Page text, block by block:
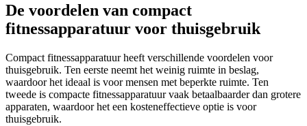
De voordelen van compact
fitnessapparatuur voor thuisgebruik
Compact fitnessapparatuur heeft verschillende voordelen voor
thuisgebruik. Ten eerste neemt het weinig ruimte in beslag,
waardoor het ideaal is voor mensen met beperkte ruimte. Ten
tweede is compacte fitnessapparatuur vaak betaalbaarder dan grotere
apparaten, waardoor het een kosteneffectieve optie is voor
thuisgebruik.